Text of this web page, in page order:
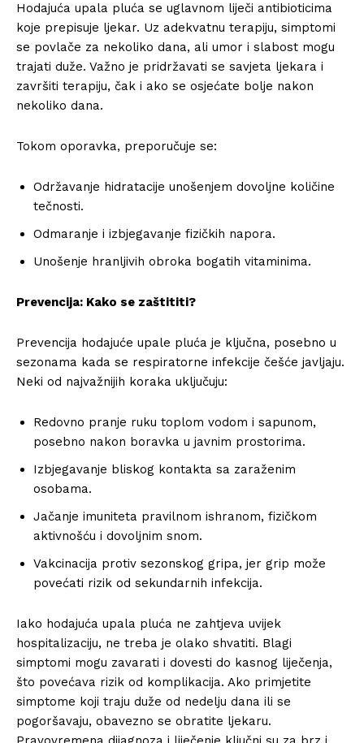
Hodajuća upala pluća se uglavnom liječi antibioticima
koje prepisuje ljekar. Uz adekvatnu terapiju, simptomi
se povlače za nekoliko dana, ali umor i slabost mogu
trajati duže. Važno je pridržavati se savjeta ljekara i
završiti terapiju, čak i ako se osjećate bolje nakon
nekoliko dana.
Tokom oporavka, preporučuje se:
Održavanje hidratacije unošenjem dovoljne količine
tečnosti.
Odmaranje i izbjegavanje fizičkih napora.
Unošenje hranljivih obroka bogatih vitaminima.
Prevencija: Kako se zaštititi?
Prevencija hodajuće upale pluća je ključna, posebno u
sezonama kada se respiratorne infekcije češće javljaju.
Neki od najvažnijih koraka uključuju:
Redovno pranje ruku toplom vodom i sapunom,
posebno nakon boravka u javnim prostorima.
Izbjegavanje bliskog kontakta sa zaraženim
osobama.
Jačanje imuniteta pravilnom ishranom, fizičkom
aktivnošću i dovoljnim snom.
Vakcinacija protiv sezonskog gripa, jer grip može
povećati rizik od sekundarnih infekcija.
Iako hodajuća upala pluća ne zahtjeva uvijek
hospitalizaciju, ne treba je olako shvatiti. Blagi
simptomi mogu zavarati i dovesti do kasnog liječenja,
što povećava rizik od komplikacija. Ako primjetite
simptome koji traju duže od nedelju dana ili se
pogoršavaju, obavezno se obratite ljekaru.